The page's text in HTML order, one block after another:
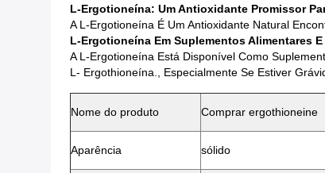
L-Ergotioneína: Um Antioxidante Promissor
A L-Ergotioneína É Um Antioxidante Natural
L-Ergotioneína Em Suplementos Alimentares
A L-Ergotioneína Está Disponível Como
L- Ergothioneína., Especialmente Se Estiver
Nome do produto Comprar ergothioneine
Aparência sólido